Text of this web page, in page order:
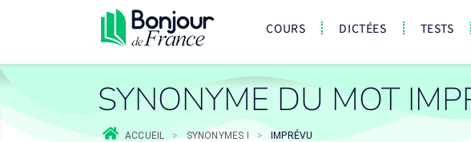
COURS DICTÉES TESTS
SYNONYME DU MOT
ACCUEIL > SYNONYMES I > IMPRÉVU